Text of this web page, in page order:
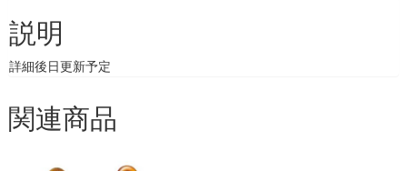
ド
ソ
ー
説明
詳細後日更新予定
関連商品